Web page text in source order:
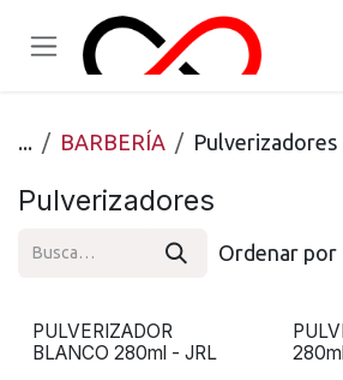
... BARBERÍA Pulverizadores
Pulverizadores
Ordenar por
PULVERIZADOR
BLANCO 280ml - JRL